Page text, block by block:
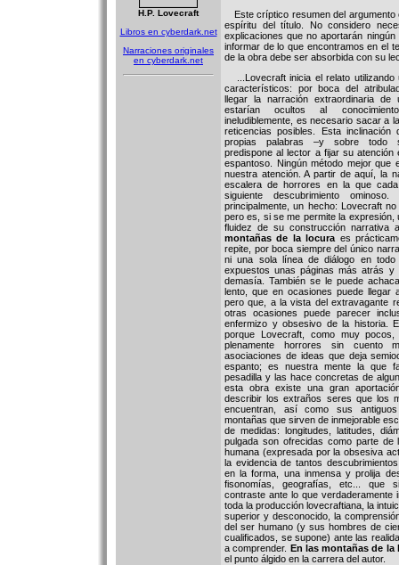
H.P. Lovecraft
Libros en cyberdark.net
Narraciones originales
en cyberdark.net
Este críptico resumen del argumento
espíritu del título. No considero
explicaciones que no aportarán
informar de lo que encontramos en el
de la obra debe ser absorbida con su
...Lovecraft inicia el relato
característicos: por boca del
llegar la narración extraordinaria de
estarían ocultos al
ineludiblemente, es necesario sacar a
reticencias posibles. Esta
propias palabras –y sobre todo
predispone al lector a fijar su atención
espantoso. Ningún método mejor que
nuestra atención. A partir de aquí, la
escalera de horrores en la que
siguiente descubrimiento
principalmente, un hecho: Lovecraft
pero es, si se me permite la
fluidez de su construcción
montañas de la locura es
repite, por boca siempre del único
ni una sola línea de diálogo en
expuestos unas páginas más atrás
demasía. También se le puede
lento, que en ocasiones puede llegar
pero que, a la vista del extravagante
otras ocasiones puede parecer
enfermizo y obsesivo de la historia.
porque Lovecraft, como muy
plenamente horrores sin cuento
asociaciones de ideas que deja
espanto; es nuestra mente la que
pesadilla y las hace concretas de
esta obra existe una gran
describir los extraños seres que los
encuentran, así como sus
montañas que sirven de inmejorable
de medidas: longitudes, latitudes,
pulgada son ofrecidas como parte de
humana (expresada por la obsesiva
la evidencia de tantos
en la forma, una inmensa y prolija
fisonomías, geografías, etc... que
contraste ante lo que verdaderamente
toda la producción lovecraftiana, la
superior y desconocido, la
del ser humano (y sus hombres de
cualificados, se supone) ante las
a comprender. En las montañas de la
el punto álgido en la carrera del autor.